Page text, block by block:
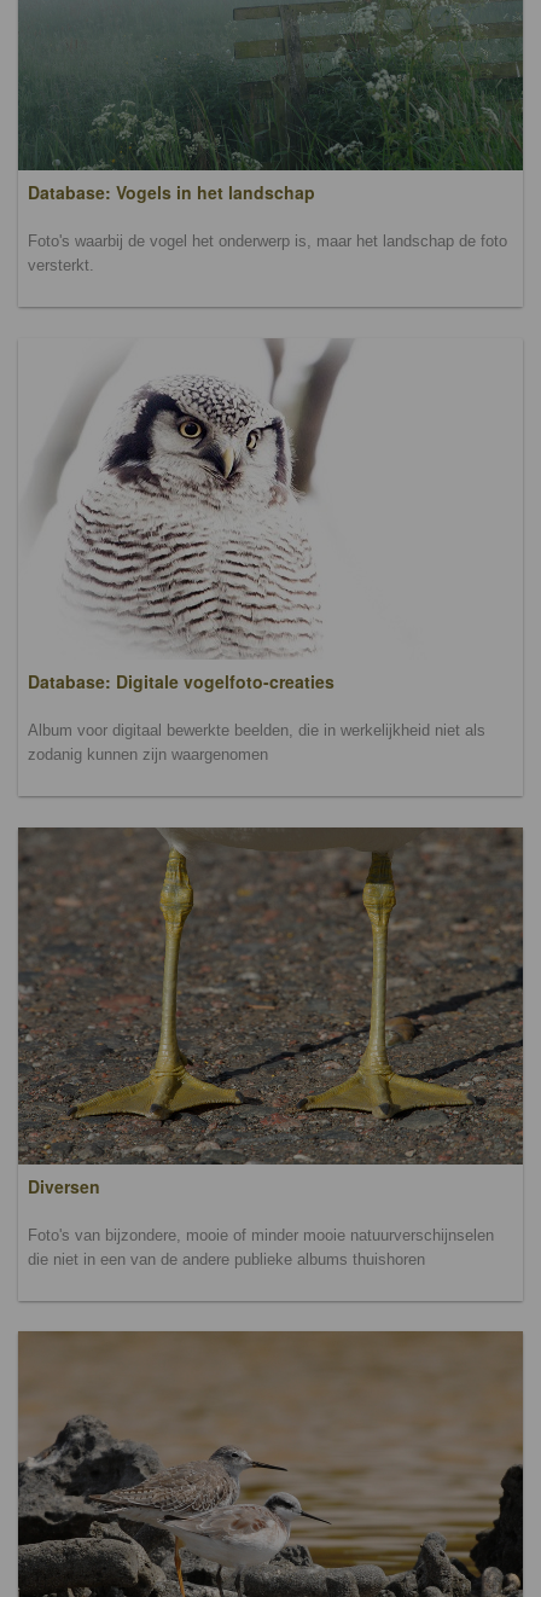
Database: Vogels in het landschap
Foto's waarbij de vogel het onderwerp is, maar het landschap de foto
versterkt.
Database: Digitale vogelfoto-creaties
Album voor digitaal bewerkte beelden, die in werkelijkheid niet als
zodanig kunnen zijn waargenomen
Diversen
Foto's van bijzondere, mooie of minder mooie natuurverschijnselen
die niet in een van de andere publieke albums thuishoren